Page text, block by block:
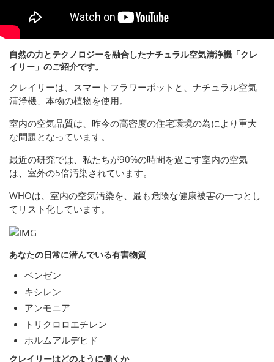
自然の力とテクノロジーを融合したナチュラル空気清浄機「クレ
イリー」のご紹介です。
クレイリーは、スマートフラワーポットと、ナチュラル空気
清浄機、本物の植物を使用。
室内の空気品質は、昨今の高密度の住宅環境の為により重大
な問題となっています。
最近の研究では、私たちが90%の時間を過ごす室内の空気
は、室外の5倍汚染されています。
WHOは、室内の空気汚染を、最も危険な健康被害の一つとし
てリスト化しています。
あなたの日常に潜んでいる有害物質
ベンゼン
キシレン
アンモニア
トリクロロエチレン
ホルムアルデヒド
クレイリーはどのように働くか